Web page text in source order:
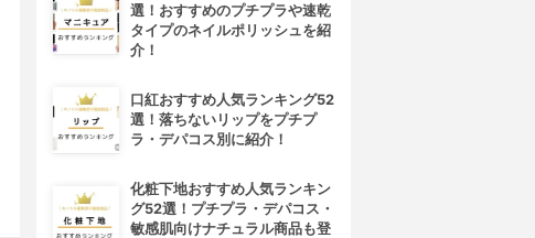
選！おすすめのプチプラや速乾
タイプのネイルポリッシュを紹
介！
口紅おすすめ人気ランキング52
選！落ちないリップをプチプ
ラ・デパコス別に紹介！
化粧下地おすすめ人気ランキン
グ52選！プチプラ・デパコス・
敏感肌向けナチュラル商品も登